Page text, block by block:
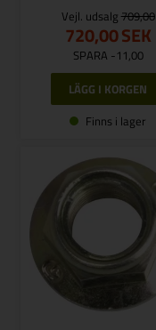
Vejl. udsalg 709,00
720,00SEK
SPARA -11,00
Finns i lager